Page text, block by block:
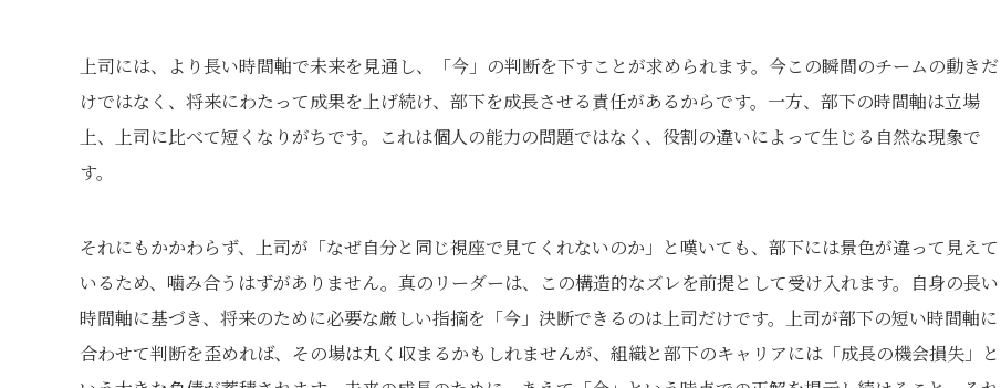
上司には、より長い時間軸で未来を見通し、「今」の判断を下すことが求められます。今この瞬間のチームの動きだ
けではなく、将来にわたって成果を上げ続け、部下を成長させる責任があるからです。一方、部下の時間軸は立場
上、上司に比べて短くなりがちです。これは個人の能力の問題ではなく、役割の違いによって生じる自然な現象で
す。
それにもかかわらず、上司が「なぜ自分と同じ視座で見てくれないのか」と嘆いても、部下には景色が違って見えて
いるため、噛み合うはずがありません。真のリーダーは、この構造的なズレを前提として受け入れます。自身の長い
時間軸に基づき、将来のために必要な厳しい指摘を「今」決断できるのは上司だけです。上司が部下の短い時間軸に
合わせて判断を歪めれば、その場は丸く収まるかもしれませんが、組織と部下のキャリアには「成長の機会損失」と